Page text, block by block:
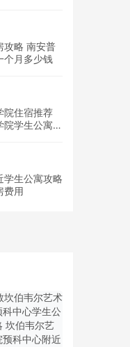
攻略 南安普
个月多少钱
院住宿推荐
学生公寓多
学生公寓攻略
费用